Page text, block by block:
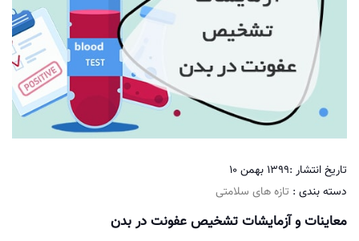
تاریخ انتشار :1399 بهمن 10
دسته بندی : تازه های سلامتی
معاینات و آزمایشات تشخیص عفونت در بدن